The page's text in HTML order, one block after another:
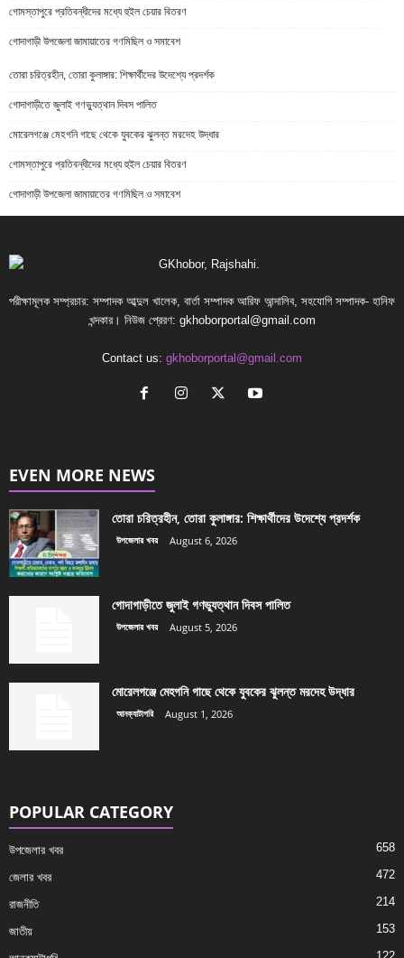
গোমস্তাপুরে প্রতিবন্ধীদের মধ্যে হুইল চেয়ার বিতরণ
গোদাগাড়ী উপজেলা জামায়াতের গণমিছিল ও সমাবেশ
তোরা চরিত্রহীন, তোরা কুলাঙ্গার: শিক্ষার্থীদের উদেশ্যে প্রদর্শক
গোদাগাড়ীতে জুলাই গণভ্যুত্থান দিবস পালিত
মোরেলগঞ্জে মেহগনি গাছে থেকে যুবকের ঝুলন্ত মরদেহ উদ্ধার
গোমস্তাপুরে প্রতিবন্ধীদের মধ্যে হুইল চেয়ার বিতরণ
গোদাগাড়ী উপজেলা জামায়াতের গণমিছিল ও সমাবেশ
পরীক্ষামূলক সম্প্রচার: সম্পাদক আব্দুল খালেক, বার্তা সম্পাদক আরিফ আন্দালিব, সহযোগি সম্পাদক- হানিফ
খন্দকার। নিউজ প্রেরণ: gkhoborportal@gmail.com
Contact us: gkhoborportal@gmail.com
EVEN MORE NEWS
তোরা চরিত্রহীন, তোরা কুলাঙ্গার: শিক্ষার্থীদের উদেশ্যে প্রদর্শক
উপজেলার খবর August 6, 2026
গোদাগাড়ীতে জুলাই গণভ্যুত্থান দিবস পালিত
উপজেলার খবর August 5, 2026
মোরেলগঞ্জে মেহগনি গাছে থেকে যুবকের ঝুলন্ত মরদেহ উদ্ধার
আনক্যাটাগরি August 1, 2026
POPULAR CATEGORY
উপজেলার খবর 658
জেলার খবর 472
রাজনীতি 214
জাতীয় 153